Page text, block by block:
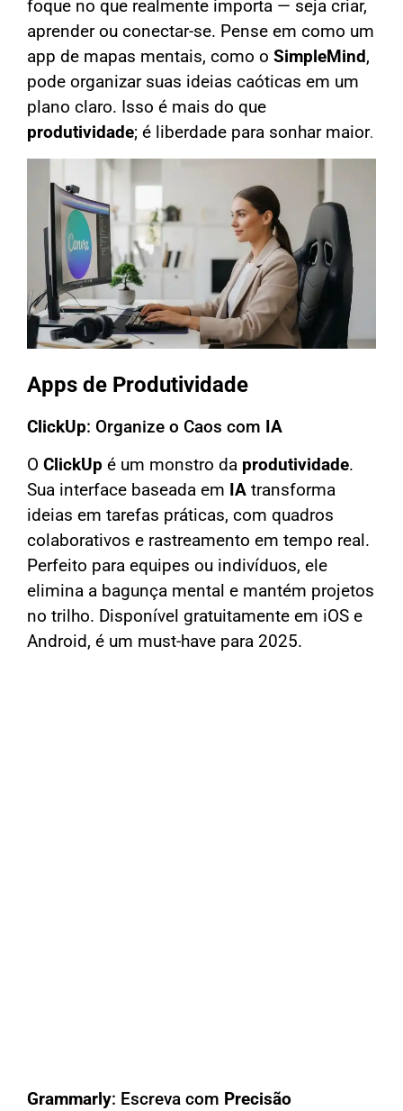
foque no que realmente importa — seja criar,
aprender ou conectar-se. Pense em como um
app de mapas mentais, como o SimpleMind,
pode organizar suas ideias caóticas em um
plano claro. Isso é mais do que
produtividade; é liberdade para sonhar maior.
Apps de Produtividade
ClickUp: Organize o Caos com IA
O ClickUp é um monstro da produtividade.
Sua interface baseada em IA transforma
ideias em tarefas práticas, com quadros
colaborativos e rastreamento em tempo real.
Perfeito para equipes ou indivíduos, ele
elimina a bagunça mental e mantém projetos
no trilho. Disponível gratuitamente em iOS e
Android, é um must-have para 2025.
Grammarly: Escreva com Precisão